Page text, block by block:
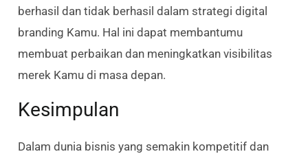
berhasil dan tidak berhasil dalam strategi digital
branding Kamu. Hal ini dapat membantumu
membuat perbaikan dan meningkatkan visibilitas
merek Kamu di masa depan.
Kesimpulan
Dalam dunia bisnis yang semakin kompetitif dan